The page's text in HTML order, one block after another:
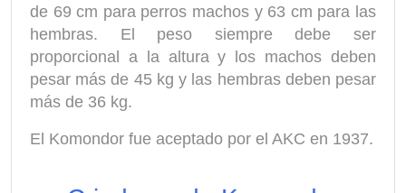
de 69 cm para perros machos y 63 cm para las
hembras. El peso siempre debe ser
proporcional a la altura y los machos deben
pesar más de 45 kg y las hembras deben pesar
más de 36 kg.
El Komondor fue aceptado por el AKC en 1937.